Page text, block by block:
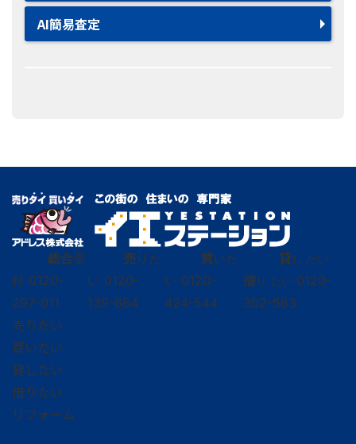
AI簡易査定
総合受
付 0120-
297-011
売りた
い 0120-
139-664
買いた
い 0120-
424-544
貸し たい
借り たい 0120-
302-563
売りたい
買いたい
貸したい
借りたい
リフォーム